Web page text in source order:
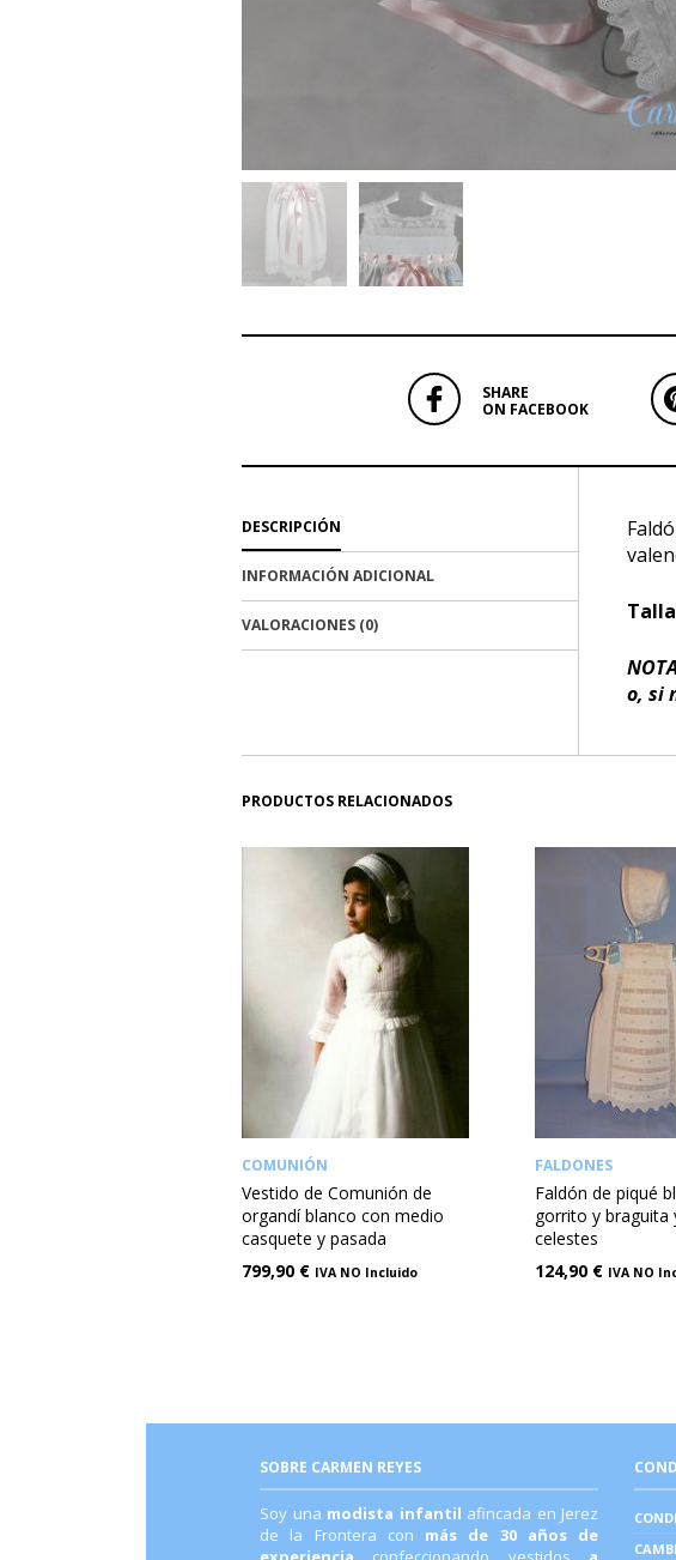
SHARE
ON FACEBOOK
DESCRIPCIÓN
INFORMACIÓN ADICIONAL
VALORACIONES (0)
o, si
PRODUCTOS RELACIONADOS
COMUNIÓN
Vestido de Comunión de
organdí blanco con medio
casquete y pasada
799,90 € IVA NO Incluido
FALDONES
Faldón de piqué
gorrito y braguita
celestes
124,90 € IVA NO
SOBRE CARMEN REYES
Soy una modista infantil afincada en Jerez
de la Frontera con más de 30 años de